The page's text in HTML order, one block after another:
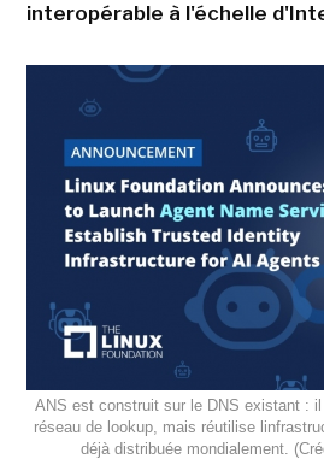
interopérable à l'échelle
ANS est construit sur le DNS existant : il
réseau de lookup, mais réutilise
déjà distribuée mondialement.